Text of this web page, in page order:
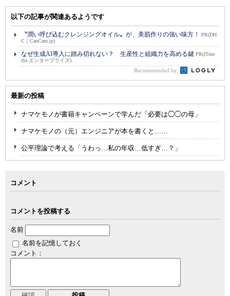
以下の記事が関連あるようです
〝潤い呼び込むクレンジングオイル〟が、美肌作りの強い味方！
PR(DH
C｜CanCam.jp)
なぜ生成AI導入に踏み切れない？ 生産性と組織力を高める鍵 PR(ITme
dia エンタープライズ)
Recommended by
最新の投稿
ナマケモノが書籍キャンペーンで学んだ「必要は◯◯の母」
ナマケモノの（元）エンジニアが本を書くと……
公平理論で考える「うわっ…私の年収…低すぎ…？」
コメント
コメントを投稿する
名前
名前を記憶しておく
コメント：